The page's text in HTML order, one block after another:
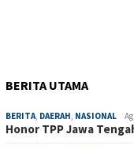
BERITA UTAMA
BERITA, DAERAH, NASIONAL
Honor TPP Jawa